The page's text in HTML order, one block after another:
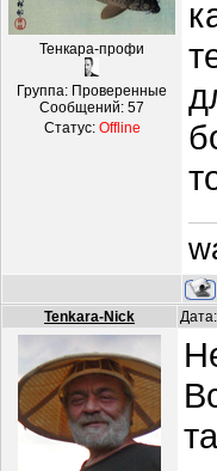
Тенкара-профи
Группа: Проверенные
Сообщений: 57
Статус: Offline
Tenkara-Nick